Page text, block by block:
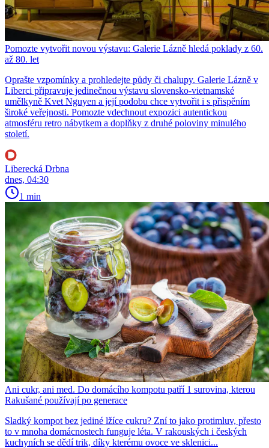
Pomozte vytvořit novou výstavu: Galerie Lázně hledá poklady z 60.
až 80. let
Oprašte vzpomínky a prohledejte půdy či chalupy. Galerie Lázně v
Liberci připravuje jedinečnou výstavu slovensko-vietnamské
umělkyně Kvet Nguyen a její podobu chce vytvořit i s přispěním
široké veřejnosti. Pomozte vdechnout expozici autentickou
atmosféru retro nábytkem a doplňky z druhé poloviny minulého
století.
Liberecká Drbna
dnes, 04:30
1 min
Ani cukr, ani med. Do domácího kompotu patří 1 surovina, kterou
Rakušané používají po generace
Sladký kompot bez jediné lžíce cukru? Zní to jako protimluv, přesto
to v mnoha domácnostech funguje léta. V rakouských i českých
kuchyních se dědí trik, díky kterému ovoce ve sklenici...